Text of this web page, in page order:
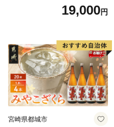
19,000円
宮崎県都城市